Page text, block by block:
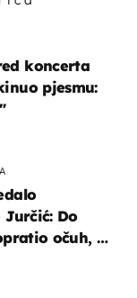
koncerta
pjesmu:
Do
očuh, a